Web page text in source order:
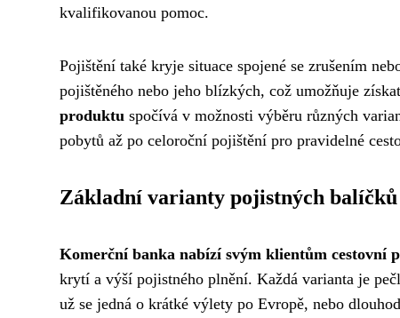
kvalifikovanou pomoc.
Pojištění také kryje situace spojené se zrušením
pojištěného nebo jeho blízkých, což umožňuje
produktu spočívá v možnosti výběru různých
pobytů až po celoroční pojištění pro pravidelné
Základní varianty pojistných
Komerční banka nabízí svým klientům cestovní
krytí a výší pojistného plnění. Každá varianta je
už se jedná o krátké výlety po Evropě, nebo